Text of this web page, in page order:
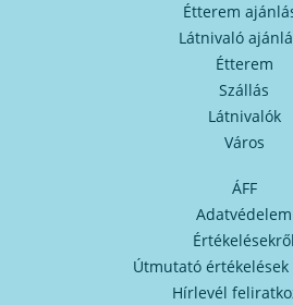
Étterem
Látnivaló
Étterem
Szállás
Látnivalók
Város
ÁFF
Adatvédelem
Értékelésekről
Útmutató értékelések
Hírlevél